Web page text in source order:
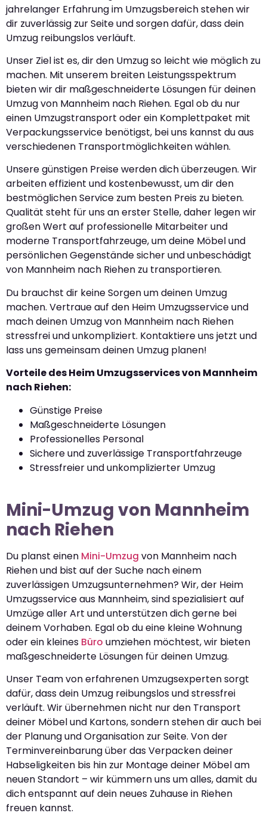
jahrelanger Erfahrung im Umzugsbereich stehen wir
dir zuverlässig zur Seite und sorgen dafür, dass dein
Umzug reibungslos verläuft.
Unser Ziel ist es, dir den Umzug so leicht wie möglich zu
machen. Mit unserem breiten Leistungsspektrum
bieten wir dir maßgeschneiderte Lösungen für deinen
Umzug von Mannheim nach Riehen. Egal ob du nur
einen Umzugstransport oder ein Komplettpaket mit
Verpackungsservice benötigst, bei uns kannst du aus
verschiedenen Transportmöglichkeiten wählen.
Unsere günstigen Preise werden dich überzeugen. Wir
arbeiten effizient und kostenbewusst, um dir den
bestmöglichen Service zum besten Preis zu bieten.
Qualität steht für uns an erster Stelle, daher legen wir
großen Wert auf professionelle Mitarbeiter und
moderne Transportfahrzeuge, um deine Möbel und
persönlichen Gegenstände sicher und unbeschädigt
von Mannheim nach Riehen zu transportieren.
Du brauchst dir keine Sorgen um deinen Umzug
machen. Vertraue auf den Heim Umzugsservice und
mach deinen Umzug von Mannheim nach Riehen
stressfrei und unkompliziert. Kontaktiere uns jetzt und
lass uns gemeinsam deinen Umzug planen!
Vorteile des Heim Umzugsservices von Mannheim
nach Riehen:
Günstige Preise
Maßgeschneiderte Lösungen
Professionelles Personal
Sichere und zuverlässige Transportfahrzeuge
Stressfreier und unkomplizierter Umzug
Mini-Umzug von Mannheim
nach Riehen
Du planst einen Mini-Umzug von Mannheim nach
Riehen und bist auf der Suche nach einem
zuverlässigen Umzugsunternehmen? Wir, der Heim
Umzugsservice aus Mannheim, sind spezialisiert auf
Umzüge aller Art und unterstützen dich gerne bei
deinem Vorhaben. Egal ob du eine kleine Wohnung
oder ein kleines Büro umziehen möchtest, wir bieten
maßgeschneiderte Lösungen für deinen Umzug.
Unser Team von erfahrenen Umzugsexperten sorgt
dafür, dass dein Umzug reibungslos und stressfrei
verläuft. Wir übernehmen nicht nur den Transport
deiner Möbel und Kartons, sondern stehen dir auch bei
der Planung und Organisation zur Seite. Von der
Terminvereinbarung über das Verpacken deiner
Habseligkeiten bis hin zur Montage deiner Möbel am
neuen Standort – wir kümmern uns um alles, damit du
dich entspannt auf dein neues Zuhause in Riehen
freuen kannst.